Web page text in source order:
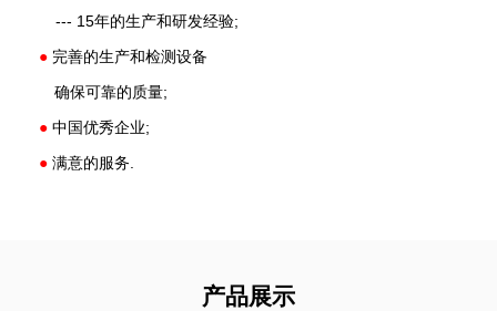
--- 15年的生产和研发经验;
● 完善的生产和检测设备
确保可靠的质量;
● 中国优秀企业;
● 满意的服务.
产品展示